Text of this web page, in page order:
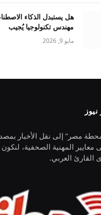
هل يستبدل الذكاء
مهندس تكنولوجيا يُجيب
مايو 9, 2026
مصر” إلى نقل الأخبار
معايير المهنية الصحفية،
القارئ العربي.